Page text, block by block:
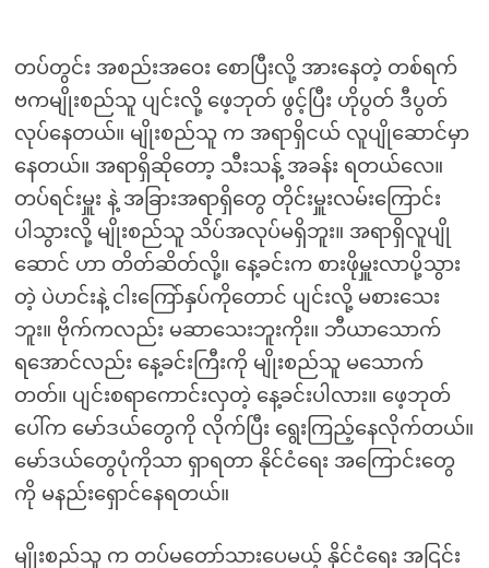
တပ်တွင်း အစည်းအဝေး စောပြီးလို့ အားနေတဲ့ တစ်ရက်
ဗကမျိုးစည်သူ ပျင်းလို့ ဖေ့ဘုတ် ဖွင့်ပြီး ဟိုပွတ် ဒီပွတ်
လုပ်နေတယ်။ မျိုးစည်သူ က အရာရှိငယ် လူပျိုဆောင်မှာ
နေတယ်။ အရာရှိဆိုတော့ သီးသန့် အခန်း ရတယ်လေ။
တပ်ရင်းမှူး နဲ့ အခြားအရာရှိတွေ တိုင်းမှူးလမ်းကြောင်း
ပါသွားလို့ မျိုးစည်သူ သိပ်အလုပ်မရှိဘူး။ အရာရှိလူပျို
ဆောင် ဟာ တိတ်ဆိတ်လို့။ နေ့ခင်းက စားဖိုမှူးလာပို့သွား
တဲ့ ပဲဟင်းနဲ့ ငါးကြော်နှပ်ကိုတောင် ပျင်းလို့ မစားသေး
ဘူး။ ဗိုက်ကလည်း မဆာသေးဘူးကိုး။ ဘီယာသောက်
ရအောင်လည်း နေ့ခင်းကြီးကို မျိုးစည်သူ မသောက်
တတ်။ ပျင်းစရာကောင်းလှတဲ့ နေ့ခင်းပါလား။ ဖေ့ဘုတ်
ပေါ်က မော်ဒယ်တွေကို လိုက်ပြီး ရွေးကြည့်နေလိုက်တယ်။
မော်ဒယ်တွေပုံကိုသာ ရှာရတာ နိုင်ငံရေး အကြောင်းတွေ
ကို မနည်းရှောင်နေရတယ်။
မျိုးစည်သူ က တပ်မတော်သားပေမယ့် နိုင်ငံရေး အငြင်း